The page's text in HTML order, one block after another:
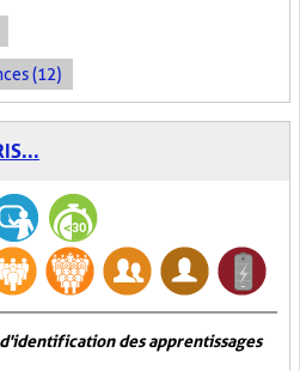
(12)
des apprentissages